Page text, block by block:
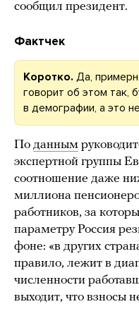
сообщил президент.
Фактчек
Коротко. Да,
говорит об этом так,
в демографии, а это
По данным
экспертной группы
соотношение даже
миллиона
работников, за
параметру Россия
фоне: «в других
правило, лежит в
численности
выходит, что взносы